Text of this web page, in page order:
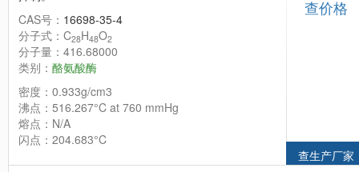
CAS号： 16698-35-4
分子式：C28H48O2
分子量：416.68000
类别： 酪氨酸酶
密度：0.933g/cm3
沸点：516.267°C at 760 mmHg
熔点：N/A
闪点：204.683°C
查价格
查生产厂家